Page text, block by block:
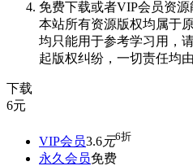
免费下载或者VIP会员资源
本站所有资源版权均属于
均只能用于参考学习用，
起版权纠纷，一切责任均
下载
6元
VIP会员3.6元6折
永久会员免费